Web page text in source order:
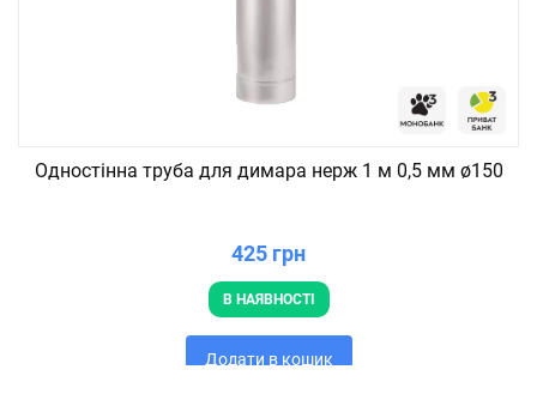
Одностінна труба для димара нерж 1 м 0,5 мм ø150
425 грн
В НАЯВНОСТІ
Додати в кошик